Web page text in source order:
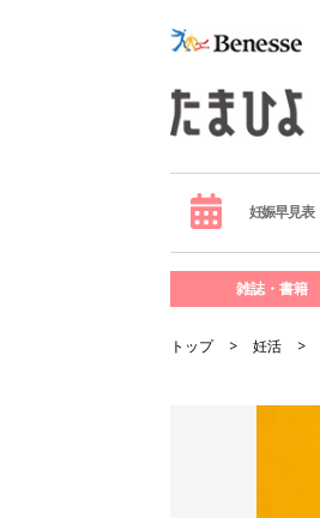
妊娠早見表
雑誌・書籍
トップ 妊活